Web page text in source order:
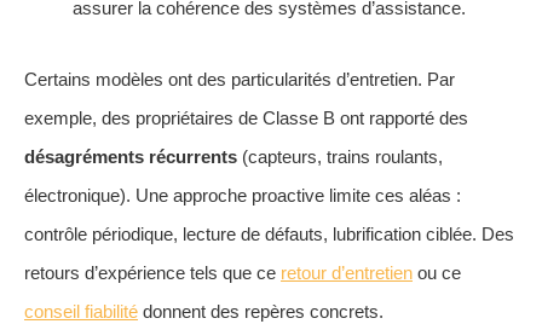
assurer la cohérence des systèmes d’assistance.
Certains modèles ont des particularités d’entretien. Par
exemple, des propriétaires de Classe B ont rapporté des
désagréments récurrents (capteurs, trains roulants,
électronique). Une approche proactive limite ces aléas :
contrôle périodique, lecture de défauts, lubrification ciblée. Des
retours d’expérience tels que ce retour d’entretien ou ce
conseil fiabilité donnent des repères concrets.